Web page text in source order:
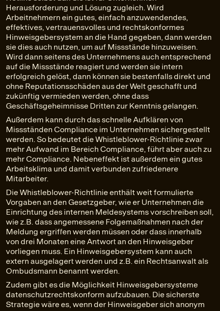
Herausforderung und Lösung zugleich. Wird
Arbeitnehmern ein gutes, einfach anzuwendendes,
effektives, vertrauensvolles und rechtskonformes
Hinweisgebersystem an die Hand gegeben, dann werden
sie dies auch nutzen, um auf Missstände hinzuweisen.
Wird dann seitens des Unternehmens auch entsprechend
auf die Missstände reagiert und werden sie intern
erfolgreich gelöst, dann können sie bestenfalls direkt und
ohne Reputationsschäden aus der Welt geschafft und
zukünftig vermieden werden, ohne dass
Geschäftsgeheimnisse Dritten zur Kenntnis gelangen.
Außerdem kann durch das schnelle Aufklären von
Missständen Compliance im Unternehmen sichergestellt
werden. So bedeutet die Whistleblower-Richtlinie zwar
mehr Aufwand im Bereich Compliance, führt aber auch zu
mehr Compliance. Nebeneffekt ist außerdem ein gutes
Arbeitsklima und damit verbunden zufriedenere
Mitarbeiter.
Die Whistleblower-Richtlinie enthält weit formulierte
Vorgaben an den Gesetzgeber, wie er Unternehmen die
Einrichtung des internen Meldesystems vorschreiben soll,
wie z.B. dass angemessene Folgemaßnahmen nach der
Meldung ergriffen werden müssen oder dass innerhalb
von drei Monaten eine Antwort an den Hinweisgeber
vorliegen muss. Ein Hinweisgebersystem kann auch
extern ausgelagert werden und z.B. ein Rechtsanwalt als
Ombudsmann benannt werden.
Zudem gibt es die Möglichkeit Hinweisgebersysteme
datenschutzrechtskonform aufzubauen. Die sicherste
Strategie wäre es, wenn der Hinweisgeber sich anonym